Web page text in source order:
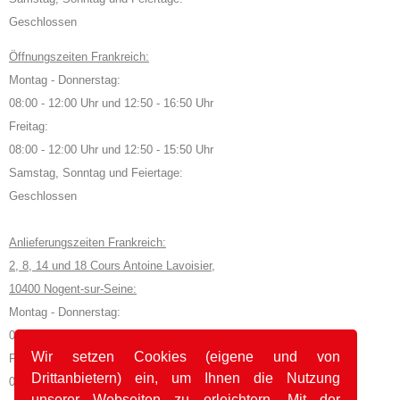
Wir setzen Cookies (eigene und von
Drittanbietern) ein, um Ihnen die Nutzung
Geschlossen
Öffnungszeiten Frankreich:
Montag - Donnerstag:
08:00 - 12:00 Uhr und 12:50 - 16:50 Uhr
Freitag:
08:00 - 12:00 Uhr und 12:50 - 15:50 Uhr
Samstag, Sonntag und Feiertage:
Geschlossen
Anlieferungszeiten Frankreich:
2, 8, 14 und 18 Cours Antoine Lavoisier,
10400 Nogent-sur-Seine:
Montag - Donnerstag:
08:00 - 11:45 Uhr und 12:50 - 16:35 Uhr
Freitag:
08:00 - 11:45 Uhr und 12:50 - 15:35 Uhr